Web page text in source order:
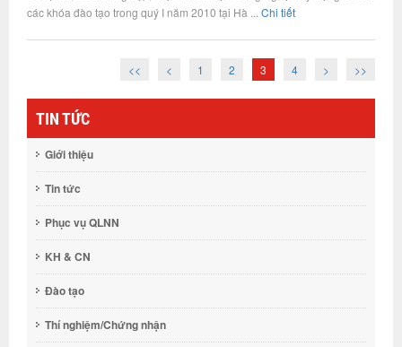
các khóa đào tạo trong quý I năm 2010 tại Hà ... Chi tiết
<< < 1 2 3 4 > >>
TIN TỨC
Giới thiệu
Tin tức
Phục vụ QLNN
KH & CN
Đào tạo
Thí nghiệm/Chứng nhận